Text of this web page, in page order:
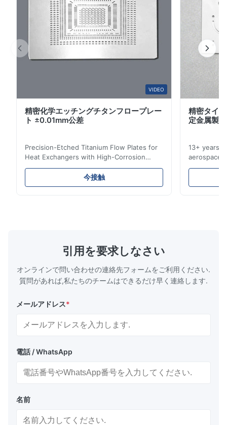
ちます 複雑な設計能力:複雑な幾何学や 多孔パターンや
カスタムされた形を 簡単に作ることができます 硬...
Nov 28.2025
The mesh made by this company is really precise and quite
good. We will customize from this company again next time. It
would be even better if the delivery time could be shorter.
M*e
I think the blades they made are very precise. The packaging
is excellent and the product has no burrs. The service is also
very good.
VIDEO
精密化学エッチングチタンフロープレー
ト ±0.01mm公差
Precision-Etched Titanium Flow Plates for
Heat Exchangers with High-Corrosion
Resistance Flow Plate Overview Xinhaisen
Technology specializes in manufacturing
high-precision chemically etched flow
distribution in production processes. Flow
Plate Features Complex, Burr
今接触
精密タイ
定金属製造
13+ years
aerospace,
instant
引用を要求しなさい
オンラインで問い合わせの連絡先フォームをご利用ください.
質問があれば,私たちのチームはできるだけ早く連絡します.
メールアドレス*
電話 / WhatsApp
名前